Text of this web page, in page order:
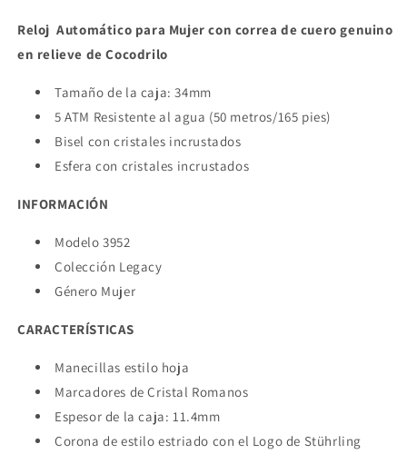
Reloj Automático para Mujer con correa de cuero genuino
en relieve de Cocodrilo
Tamaño de la caja: 34mm
5 ATM Resistente al agua (50 metros/165 pies)
Bisel con cristales incrustados
Esfera con cristales incrustados
INFORMACIÓN
Modelo 3952
Colección Legacy
Género Mujer
CARACTERÍSTICAS
Manecillas estilo hoja
Marcadores de Cristal Romanos
Espesor de la caja: 11.4mm
Corona de estilo estriado con el Logo de Stührling